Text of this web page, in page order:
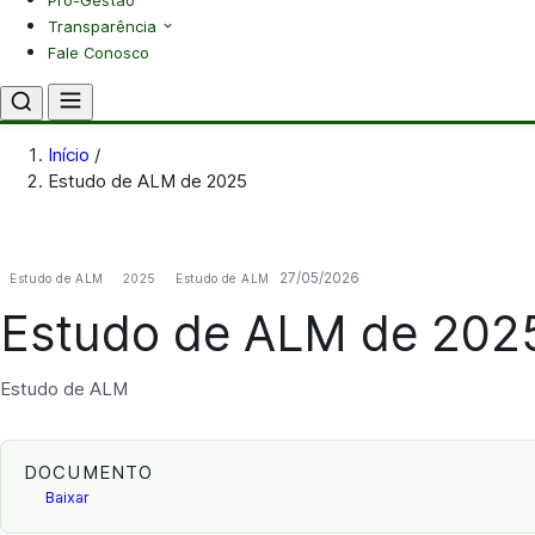
Transparência
Fale Conosco
Início /
Estudo de ALM de 2025
Estudo de ALM 2025 Estudo de ALM 27/05/2026
Estudo de ALM de
Estudo de ALM
DOCUMENTO
Baixar